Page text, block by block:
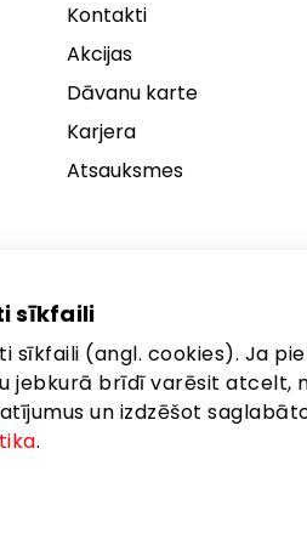
sīkfaili
sīkfaili (angl. cookies). Ja
jebkurā brīdī varēsit
un izdzēšot
.
Kontakti
Akcijas
Dāvanu karte
Karjera
Atsauksmes